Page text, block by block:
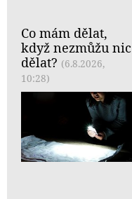
Co mám dělat,
když nezmůžu nic
dělat? (6.8.2026,
10:28)